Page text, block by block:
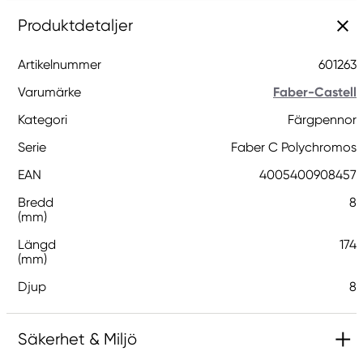
Produktdetaljer
Artikelnummer
601263
Varumärke
Faber-Castell
Kategori
Färgpennor
Serie
Faber C Polychromos
EAN
4005400908457
Bredd
(mm)
8
Längd
(mm)
174
Djup 8
Säkerhet & Miljö